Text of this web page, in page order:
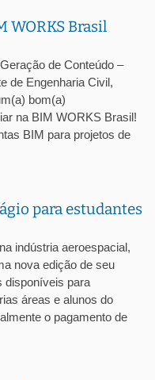
WORKS Brasil
de Conteúdo –
de Engenharia Civil,
bom(a)
na BIM WORKS Brasil!
BIM para projetos de
para estudantes
indústria aeroespacial,
nova edição de seu
disponíveis para
áreas e alunos do
o pagamento de